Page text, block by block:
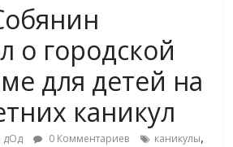
о городской
для детей на
каникул
дОд 0 Комментариев каникулы,